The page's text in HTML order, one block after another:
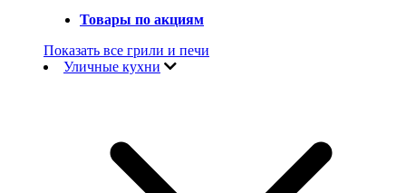
Товары по акциям
Показать все грили и печи
Уличные кухни